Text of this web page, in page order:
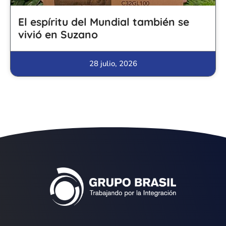
El espíritu del Mundial también se
vivió en Suzano
28 julio, 2026